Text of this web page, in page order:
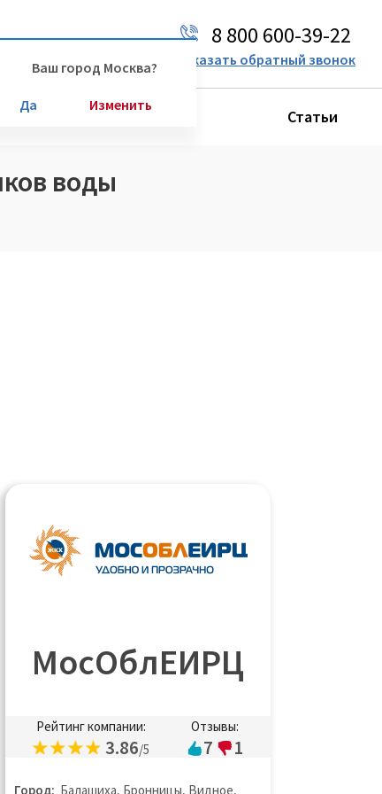
Ваш город Москва?
Да Изменить
8 800 600-39-22
Заказать обратный звонок
Производители Статьи
воды
МосОблЕИРЦ
Рейтинг компании:
3.86/5
Отзывы:
7 1
Город: Балашиха, Бронницы, Видное,